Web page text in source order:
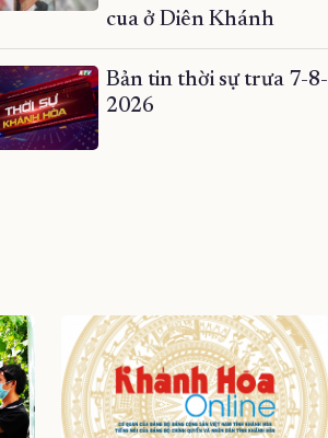
cua ở Diên Khánh
Bản tin thời sự trưa 7-8-
2026